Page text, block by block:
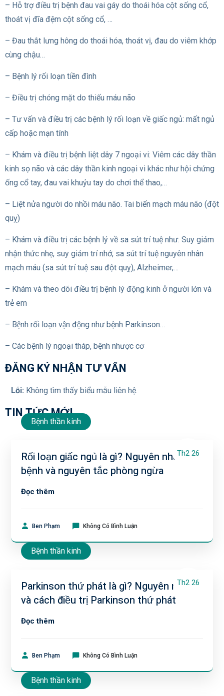
– Hỗ trợ điều trị bệnh đau vai gáy do thoái hóa cột sống cổ,
thoát vị đĩa đệm cột sống cổ, …
– Đau thắt lưng hông do thoái hóa, thoát vị, đau do viêm khớp
cùng chậu…
– Bệnh lý rối loạn tiền đình
– Điều trị chóng mặt do thiếu máu não
– Tư vấn và điều trị các bệnh lý rối loạn về giấc ngủ: mất ngủ
cấp hoặc mạn tính
– Khám và điều trị bệnh liệt dây 7 ngoại vi: Viêm các dây thần
kinh sọ não và các dây thần kinh ngoại vi khác như hội chứng
ống cổ tay, đau vai khuỷu tay do chơi thể thao,…
– Liệt nửa người do nhồi máu não. Tai biến mạch máu não (đột
quỵ)
– Khám và điều trị các bệnh lý về sa sút trí tuệ như: Suy giảm
nhận thức nhẹ, suy giảm trí nhớ, sa sút trí tuệ nguyên nhân
mạch máu (sa sút trí tuệ sau đột quỵ), Alzheimer,…
– Khám và theo dõi điều trị bệnh lý động kinh ở người lớn và
trẻ em
– Bệnh rối loạn vận động như bệnh Parkinson…
– Các bệnh lý ngoại tháp, bệnh nhược cơ
ĐĂNG KÝ NHẬN TƯ VẤN
Lỗi: Không tìm thấy biểu mẫu liên hệ.
TIN TỨC MỚI
Th2 26
Bệnh thần kinh
Rối loạn giấc ngủ là gì? Nguyên nhân gây
bệnh và nguyên tắc phòng ngừa
Đọc thêm
Ben Phạm Không Có Bình Luận
Th2 26
Bệnh thần kinh
Parkinson thứ phát là gì? Nguyên nhân
và cách điều trị Parkinson thứ phát
Đọc thêm
Ben Phạm Không Có Bình Luận
Bệnh thần kinh